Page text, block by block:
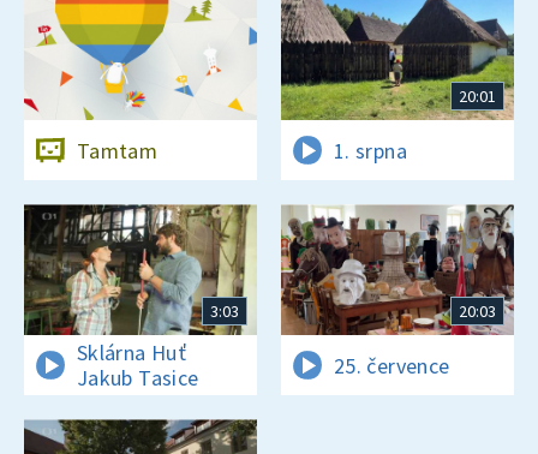
Tamtam
20:01
1. srpna
3:03
Sklárna Huť
Jakub Tasice
20:03
25. července